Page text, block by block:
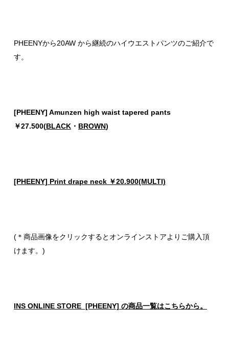
PHEENYから20AW から継続のハイウエストパンツのご紹介で
す。
[PHEENY] Amunzen high waist tapered pants
￥27.500(BLACK ・ BROWN)
[PHEENY] Print drape neck ￥20.900(MULTI)
(＊商品画像をクリックするとオンラインストアよりご購入頂
けます。)
INS ONLINE STORE [PHEENY] の商品一覧はこちらから。